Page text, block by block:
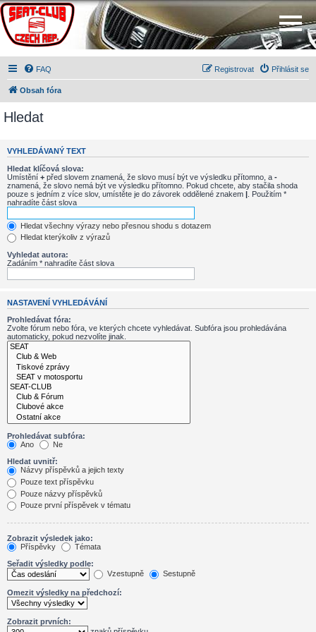
FAQ Přihlásit se
Registrovat
Obsah fóra
Hledat
VYHLEDÁVANÝ TEXT
Hledat klíčová slova:
Umístění + před slovem znamená, že slovo musí být ve výsledku přítomno, a -
znamená, že slovo nemá být ve výsledku přítomno. Pokud chcete, aby stačila shoda
pouze s jedním z více slov, umístěte je do závorek oddělené znakem | . Použitím *
nahradíte část slova
Hledat všechny výrazy nebo přesnou shodu s dotazem
Hledat kterýkoliv z výrazů
Vyhledat autora:
Zadáním * nahradíte část slova
NASTAVENÍ VYHLEDÁVÁNÍ
Prohledávat fóra:
Zvolte fórum nebo fóra, ve kterých chcete vyhledávat. Subfóra jsou prohledávána
automaticky, pokud nezvolíte jinak.
Prohledávat subfóra:
Ano
Ne
Hledat uvnitř:
Názvy příspěvků a jejich texty
Pouze text příspěvku
Pouze názvy příspěvků
Pouze první příspěvek v tématu
Zobrazit výsledek jako:
Příspěvky
Témata
Seřadit výsledky podle:
Vzestupně
Sestupně
Omezit výsledky na předchozí:
Zobrazit prvních: